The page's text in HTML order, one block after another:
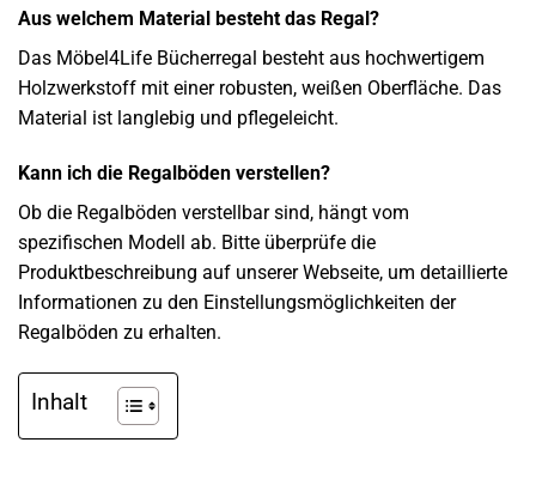
Aus welchem Material besteht das Regal?
Das Möbel4Life Bücherregal besteht aus hochwertigem
Holzwerkstoff mit einer robusten, weißen Oberfläche. Das
Material ist langlebig und pflegeleicht.
Kann ich die Regalböden verstellen?
Ob die Regalböden verstellbar sind, hängt vom
spezifischen Modell ab. Bitte überprüfe die
Produktbeschreibung auf unserer Webseite, um detaillierte
Informationen zu den Einstellungsmöglichkeiten der
Regalböden zu erhalten.
Inhalt